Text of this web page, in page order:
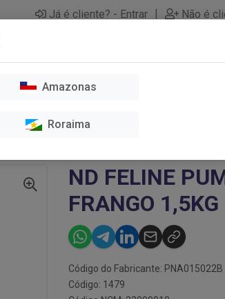
Já é cliente? - Entrar | Não é
ND FELINE
FRANGO 1,5KG
Código do Fabricante: PNA015022B
Código: 1479
Amazonas
Roraima